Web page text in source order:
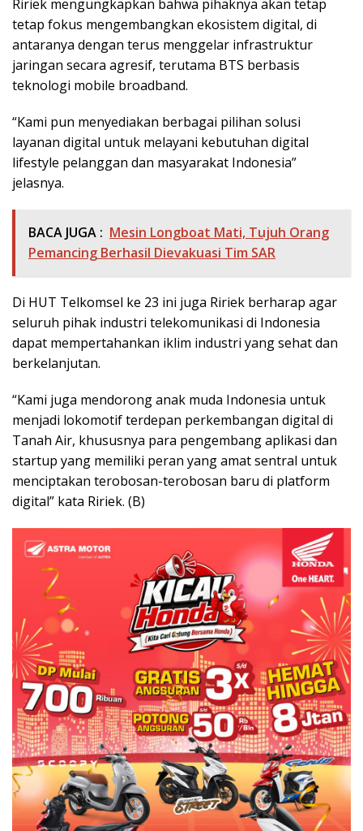
Ririek mengungkapkan bahwa pihaknya akan tetap
tetap fokus mengembangkan ekosistem digital, di
antaranya dengan terus menggelar infrastruktur
jaringan secara agresif, terutama BTS berbasis
teknologi mobile broadband.
“Kami pun menyediakan berbagai pilihan solusi
layanan digital untuk melayani kebutuhan digital
lifestyle pelanggan dan masyarakat Indonesia”
jelasnya.
BACA JUGA : Mesin Longboat Mati, Tujuh Orang
Pemancing Berhasil Dievakuasi Tim SAR
Di HUT Telkomsel ke 23 ini juga Ririek berharap agar
seluruh pihak industri telekomunikasi di Indonesia
dapat mempertahankan iklim industri yang sehat dan
berkelanjutan.
“Kami juga mendorong anak muda Indonesia untuk
menjadi lokomotif terdepan perkembangan digital di
Tanah Air, khususnya para pengembang aplikasi dan
startup yang memiliki peran yang amat sentral untuk
menciptakan terobosan-terobosan baru di platform
digital” kata Ririek. (B)